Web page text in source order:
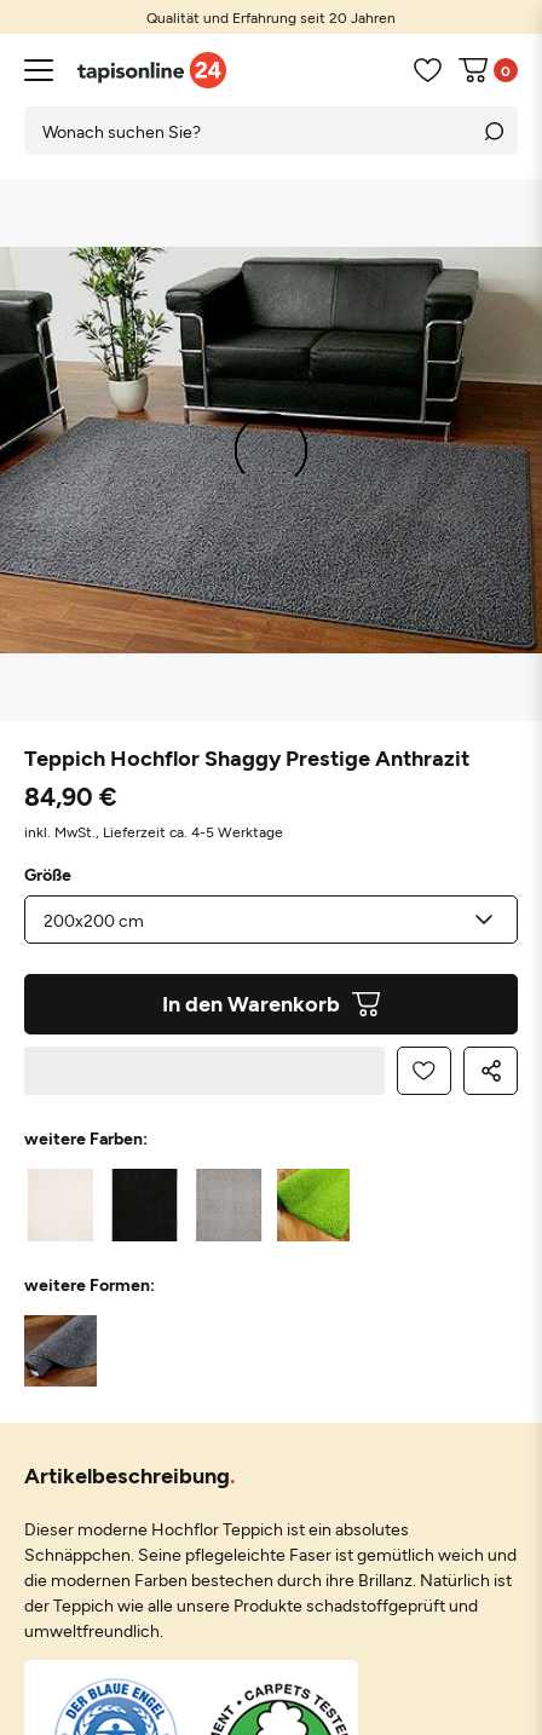
Qualität und Erfahrung seit 20 Jahren
0
Teppich Hochflor Shaggy Prestige Anthrazit
84,90 €
inkl. MwSt., Lieferzeit ca. 4-5 Werktage
Größe
In den Warenkorb
weitere Farben:
weitere Formen:
Artikelbeschreibung
Dieser moderne Hochflor Teppich ist ein absolutes
Schnäppchen. Seine pflegeleichte Faser ist gemütlich weich und
die modernen Farben bestechen durch ihre Brillanz. Natürlich ist
der Teppich wie alle unsere Produkte schadstoffgeprüft und
umweltfreundlich.